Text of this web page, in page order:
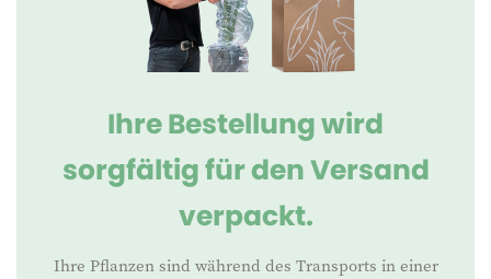
Ihre Bestellung wird
sorgfältig für den Versand
verpackt.
Ihre Pflanzen sind während des Transports in einer